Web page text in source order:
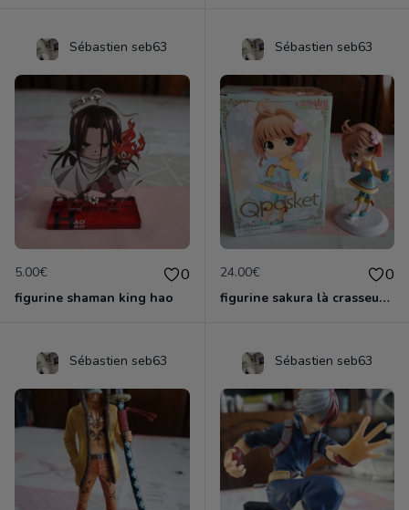
Sébastien seb63
5.00€ 0
figurine shaman king hao
Sébastien seb63
24.00€ 0
figurine sakura là crasseuse de cartes
Sébastien seb63 Sébastien seb63